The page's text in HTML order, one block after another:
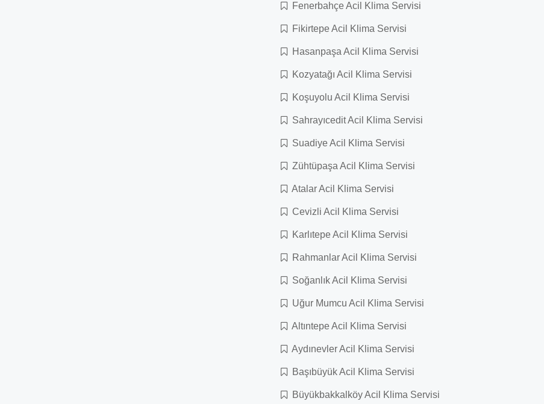
Fenerbahçe Acil Klima Servisi
Fikirtepe Acil Klima Servisi
Hasanpaşa Acil Klima Servisi
Kozyatağı Acil Klima Servisi
Koşuyolu Acil Klima Servisi
Sahrayıcedit Acil Klima Servisi
Suadiye Acil Klima Servisi
Zühtüpaşa Acil Klima Servisi
Atalar Acil Klima Servisi
Cevizli Acil Klima Servisi
Karlıtepe Acil Klima Servisi
Rahmanlar Acil Klima Servisi
Soğanlık Acil Klima Servisi
Uğur Mumcu Acil Klima Servisi
Altıntepe Acil Klima Servisi
Aydınevler Acil Klima Servisi
Başıbüyük Acil Klima Servisi
Büyükbakkalköy Acil Klima Servisi